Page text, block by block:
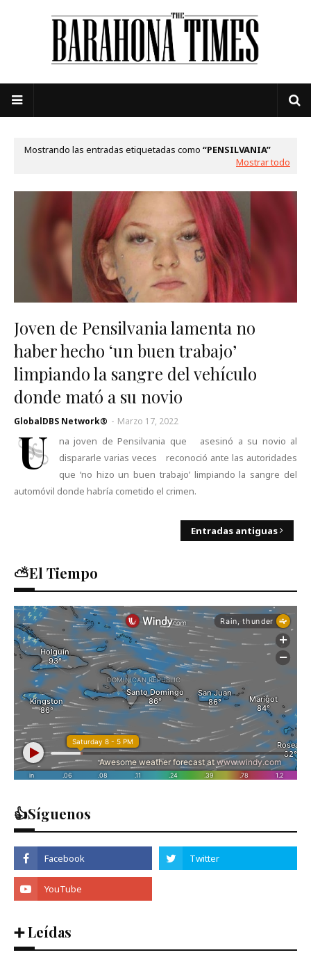
Mostrando las entradas etiquetadas como
PENSILVANIA
Mostrar todo
Joven de Pensilvania lamenta no
haber hecho ‘un buen trabajo’
limpiando la sangre del vehículo
donde mató a su novio
GlobalDBS Network® - Marzo 17, 2022
U
na joven de Pensilvania que asesinó a su novio al
dispararle varias veces reconoció ante las autoridades
que ‘no hizo un buen trabajo’ limpiando la sangre del
automóvil donde habría cometido el crimen.
Entradas antiguas
⛅El Tiempo
👍Síguenos
➕ Leídas